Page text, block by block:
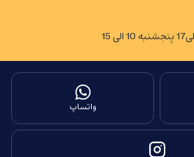
واتساپ